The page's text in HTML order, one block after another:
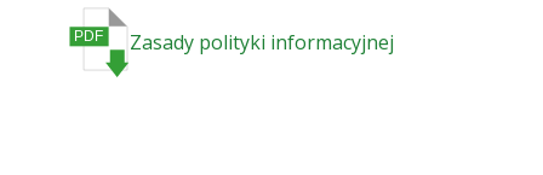
Zasady polityki informacyjnej